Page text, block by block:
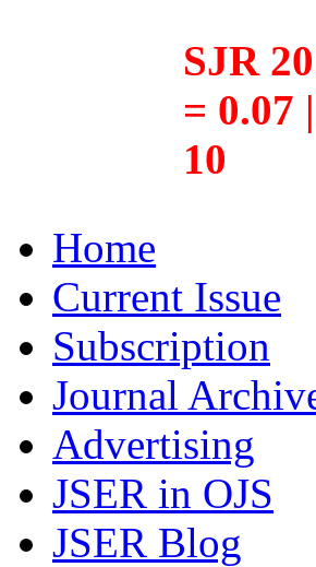
SJR
= 0.07
10
Home
Current Issue
Subscription
Journal
Advertising
JSER in OJS
JSER Blog